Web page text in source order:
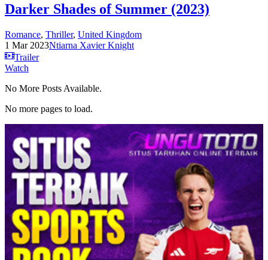
Darker Shades of Summer (2023)
Romance, Thriller, United Kingdom
1 Mar 2023Ntiarna Xavier Knight
Trailer
Watch
No More Posts Available.
No more pages to load.